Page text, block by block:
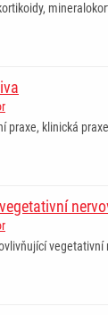
praxe, klinická